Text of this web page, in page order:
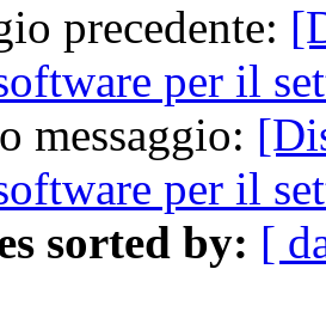
precedente:
per il
messaggio:
per il
sorted by: [